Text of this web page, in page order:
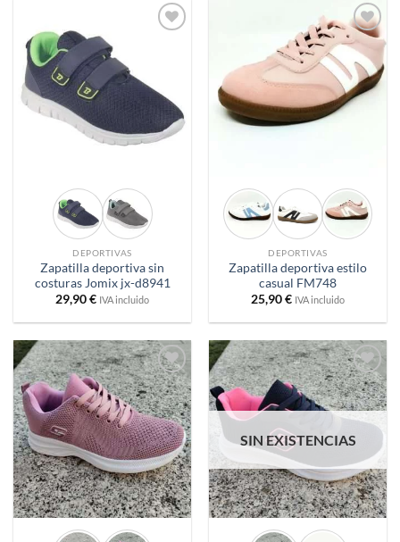
DEPORTIVAS
Zapatilla deportiva sin
costuras Jomix jx-d8941
29,90€ IVA incluido
Añadir
a
deseos
DEPORTIVAS
Zapatilla deportiva estilo
casual FM748
25,90€ IVA incluido
Añadir
a
deseos
Añadir
a
deseos
SIN EXISTENCIAS